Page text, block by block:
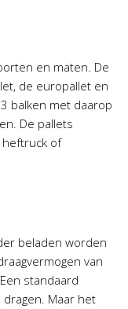
en maten. De
de europallet en
balken met daarop
De pallets
heftruck of
beladen worden
van
standaard
Maar het